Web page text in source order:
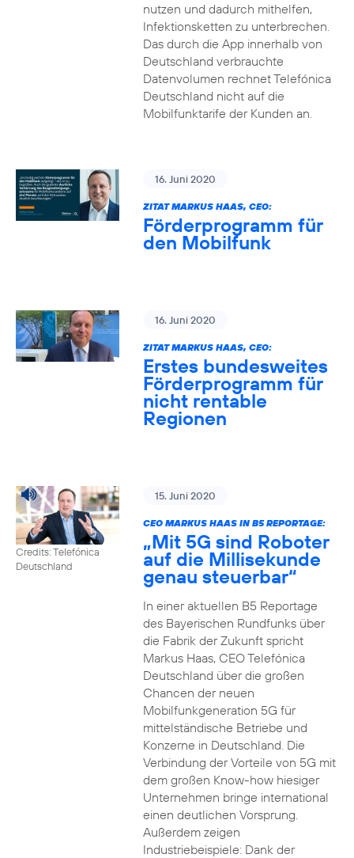
nutzen und dadurch mithelfen,
Infektionsketten zu unterbrechen.
Das durch die App innerhalb von
Deutschland verbrauchte
Datenvolumen rechnet Telefónica
Deutschland nicht auf die
Mobilfunktarife der Kunden an.
16. Juni 2020
ZITAT MARKUS HAAS, CEO:
Förderprogramm für
den Mobilfunk
16. Juni 2020
ZITAT MARKUS HAAS, CEO:
Erstes bundesweites
Förderprogramm für
nicht rentable
Regionen
Credits: Telefónica
Deutschland
15. Juni 2020
CEO MARKUS HAAS IN B5 REPORTAGE:
„Mit 5G sind Roboter
auf die Millisekunde
genau steuerbar“
In einer aktuellen B5 Reportage
des Bayerischen Rundfunks über
die Fabrik der Zukunft spricht
Markus Haas, CEO Telefónica
Deutschland über die großen
Chancen der neuen
Mobilfunkgeneration 5G für
mittelständische Betriebe und
Konzerne in Deutschland. Die
Verbindung der Vorteile von 5G mit
dem großen Know-how hiesiger
Unternehmen bringe international
einen deutlichen Vorsprung.
Außerdem zeigen
Industriebeispiele: Dank der